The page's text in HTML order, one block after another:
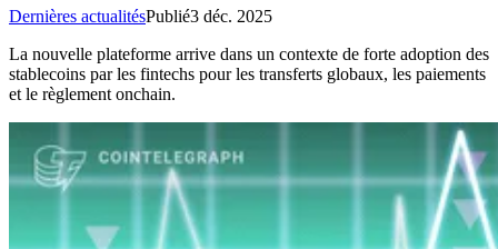
Dernières actualitésPublié3 déc. 2025
La nouvelle plateforme arrive dans un contexte de forte adoption des
stablecoins par les fintechs pour les transferts globaux, les paiements
et le règlement onchain.